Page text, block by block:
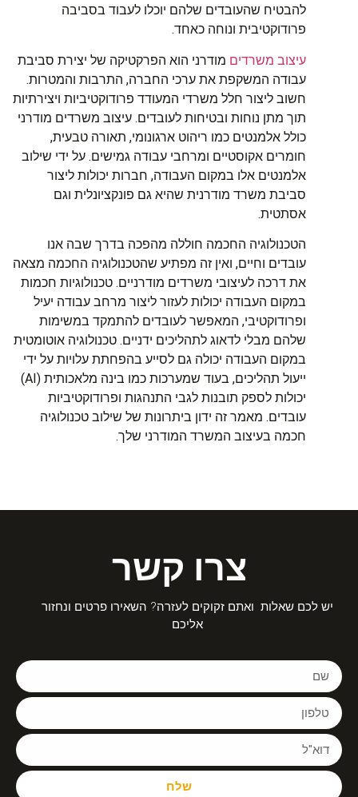
להבטיח שהעובדים שלהם יוכלו לעבוד בסביבה
פרודוקטיבית ונוחה כאחד.
עיצוב משרדים מודרני הוא הפרקטיקה של יצירת סביבת
עבודה המשקפת את ערכי החברה, התרבות והמטרות.
חשוב ליצור חלל משרדי המעודד פרודוקטיביות ויצירתיות
תוך מתן נוחות ובטיחות לעובדים. עיצוב משרדים מודרני
כולל אלמנטים כמו ריהוט ארגונומי, תאורה טבעית,
חומרים אקוסטיים ומרחבי עבודה גמישים. על ידי שילוב
אלמנטים אלו במקום העבודה, חברות יכולות ליצור
סביבת משרד מודרנית שהיא גם פונקציונלית וגם
אסתטית.
הטכנולוגיה החכמה חוללה מהפכה בדרך שבה אנו
עובדים וחיים, ואין זה מפתיע שהטכנולוגיה החכמה מצאה
את דרכה לעיצובי משרדים מודרניים. טכנולוגיות חכמות
במקום העבודה יכולות לעזור ליצור מרחב עבודה יעיל
ופרודוקטיבי, המאפשר לעובדים להתמקד במשימות
שלהם מבלי לדאוג לתהליכים ידניים. טכנולוגיה אוטומטית
במקום העבודה יכולה גם לסייע בהפחתת עלויות על ידי
ייעול תהליכים, בעוד שמערכות כמו בינה מלאכותית (AI)
יכולות לספק תובנות לגבי התנהגות ופרודוקטיביות
עובדים. מאמר זה ידון ביתרונות של שילוב טכנולוגיה
חכמה בעיצוב המשרד המודרני שלך.
צרו קשר
יש לכם שאלות ואתם זקוקים לעזרה? השאירו פרטים ונחזור
אליכם
שלח